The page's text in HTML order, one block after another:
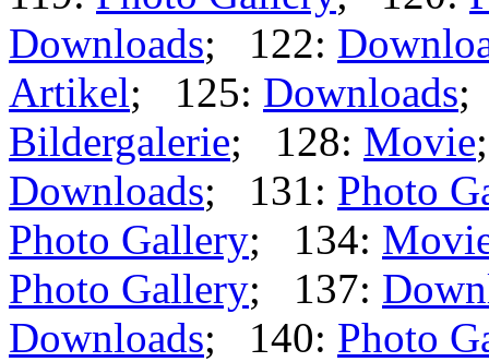
Downloads; 122:
Artikel; 125: Downloads;
Bildergalerie; 128: Movie
Downloads; 131: Photo
Photo Gallery; 134:
Photo Gallery; 137:
Downloads; 140: Photo